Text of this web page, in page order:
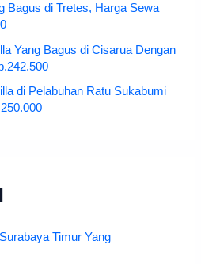
Bagus di Tretes, Harga Sewa
Yang Bagus di Cisarua Dengan
di Pelabuhan Ratu Sukabumi
Timur Yang